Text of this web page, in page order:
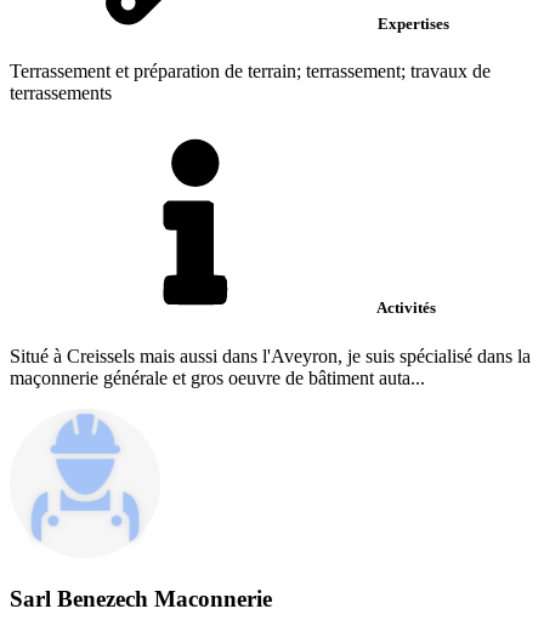
Expertises
Terrassement et préparation de terrain; terrassement; travaux de
terrassements
Activités
Situé à Creissels mais aussi dans l'Aveyron, je suis spécialisé dans la
maçonnerie générale et gros oeuvre de bâtiment auta...
Sarl Benezech Maconnerie